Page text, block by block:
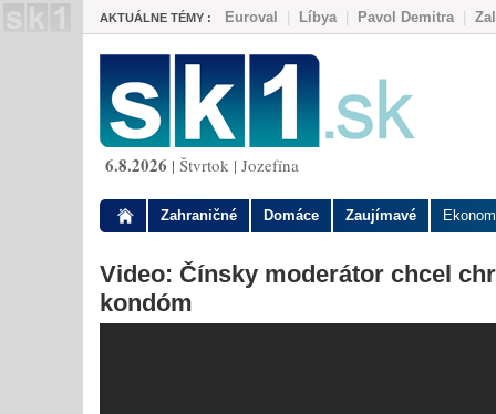
AKTUÁLNE TÉMY : Euroval Líbya| Pavol Demitra|
6.8.2026 | Štvrtok | Jozefína
Zahraničné Domáce Zaujímavé
Video: Čínsky moderátor chcel
kondóm